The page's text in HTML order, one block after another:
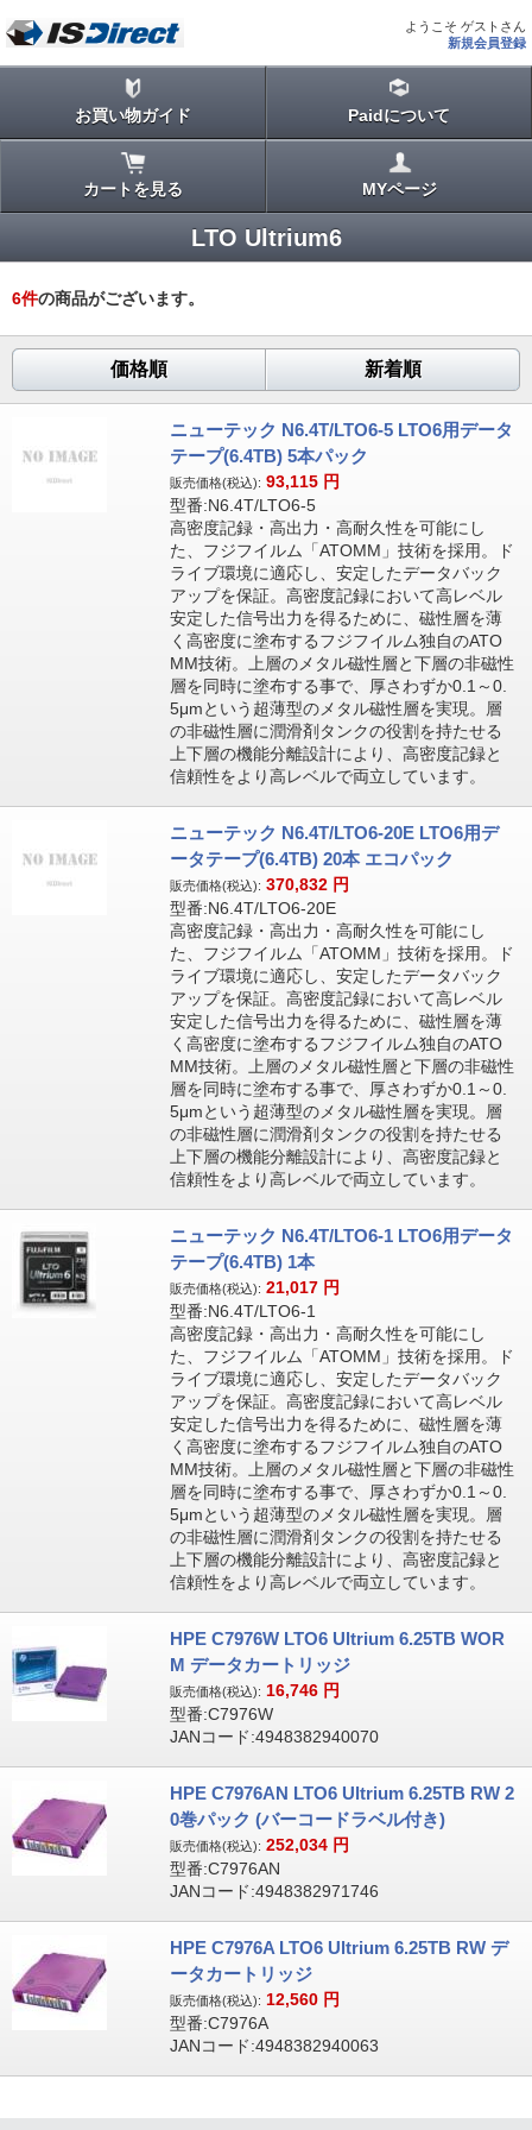
ようこそ ゲストさん
新規会員登録
お買い物ガイド Paidについて
カートを見る MYページ
LTO Ultrium6
6件の商品がございます。
価格順 新着順
ニューテック N6.4T/LTO6-5 LTO6用データ
テープ(6.4TB) 5本パック
販売価格(税込): 93,115 円
型番:N6.4T/LTO6-5
高密度記録・高出力・高耐久性を可能にし
た、フジフイルム「ATOMM」技術を採用。ド
ライブ環境に適応し、安定したデータバック
アップを保証。高密度記録において高レベル
安定した信号出力を得るために、磁性層を薄
く高密度に塗布するフジフイルム独自のATO
MM技術。上層のメタル磁性層と下層の非磁性
層を同時に塗布する事で、厚さわずか0.1～0.
5μmという超薄型のメタル磁性層を実現。層
の非磁性層に潤滑剤タンクの役割を持たせる
上下層の機能分離設計により、高密度記録と
信頼性をより高レベルで両立しています。
ニューテック N6.4T/LTO6-20E LTO6用デ
ータテープ(6.4TB) 20本 エコパック
販売価格(税込): 370,832 円
型番:N6.4T/LTO6-20E
高密度記録・高出力・高耐久性を可能にし
た、フジフイルム「ATOMM」技術を採用。ド
ライブ環境に適応し、安定したデータバック
アップを保証。高密度記録において高レベル
安定した信号出力を得るために、磁性層を薄
く高密度に塗布するフジフイルム独自のATO
MM技術。上層のメタル磁性層と下層の非磁性
層を同時に塗布する事で、厚さわずか0.1～0.
5μmという超薄型のメタル磁性層を実現。層
の非磁性層に潤滑剤タンクの役割を持たせる
上下層の機能分離設計により、高密度記録と
信頼性をより高レベルで両立しています。
ニューテック N6.4T/LTO6-1 LTO6用データ
テープ(6.4TB) 1本
販売価格(税込): 21,017 円
型番:N6.4T/LTO6-1
高密度記録・高出力・高耐久性を可能にし
た、フジフイルム「ATOMM」技術を採用。ド
ライブ環境に適応し、安定したデータバック
アップを保証。高密度記録において高レベル
安定した信号出力を得るために、磁性層を薄
く高密度に塗布するフジフイルム独自のATO
MM技術。上層のメタル磁性層と下層の非磁性
層を同時に塗布する事で、厚さわずか0.1～0.
5μmという超薄型のメタル磁性層を実現。層
の非磁性層に潤滑剤タンクの役割を持たせる
上下層の機能分離設計により、高密度記録と
信頼性をより高レベルで両立しています。
HPE C7976W LTO6 Ultrium 6.25TB WOR
M データカートリッジ
販売価格(税込): 16,746 円
型番:C7976W
JANコード:4948382940070
HPE C7976AN LTO6 Ultrium 6.25TB RW 2
0巻パック (バーコードラベル付き)
販売価格(税込): 252,034 円
型番:C7976AN
JANコード:4948382971746
HPE C7976A LTO6 Ultrium 6.25TB RW デ
ータカートリッジ
販売価格(税込): 12,560 円
型番:C7976A
JANコード:4948382940063